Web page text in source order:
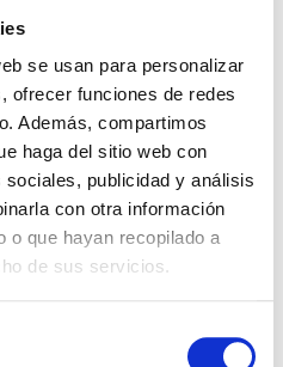
se usan para personalizar
ofrecer funciones de redes
Además, compartimos
haga del sitio web con
publicidad y análisis
con otra información
o que hayan recopilado a
de sus servicios.
un
un CRMson
No es solo que